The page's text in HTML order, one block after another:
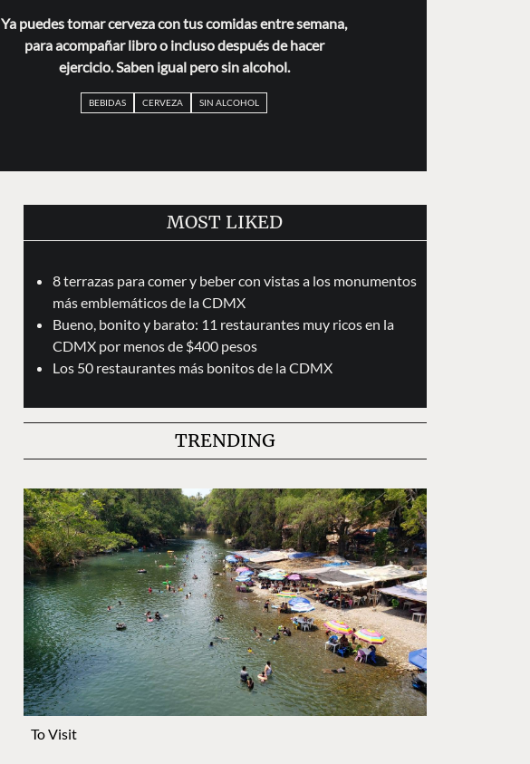
Ya puedes tomar cerveza con tus comidas entre semana,
para acompañar libro o incluso después de hacer
ejercicio. Saben igual pero sin alcohol.
BEBIDAS CERVEZA SIN ALCOHOL
MOST LIKED
8 terrazas para comer y beber con vistas a los monumentos
más emblemáticos de la CDMX
Bueno, bonito y barato: 11 restaurantes muy ricos en la
CDMX por menos de $400 pesos
Los 50 restaurantes más bonitos de la CDMX
TRENDING
To Visit